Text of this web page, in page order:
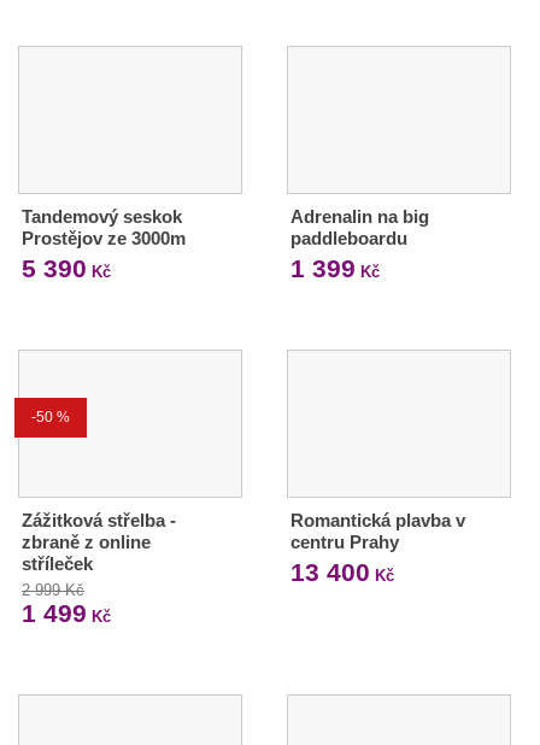
Tandemový seskok
Prostějov ze 3000m
5 390 Kč
Adrenalin na big
paddleboardu
1 399 Kč
-50 %
Zážitková střelba -
zbraně z online
stříleček
2 999 Kč
1 499 Kč
Romantická plavba v
centru Prahy
13 400 Kč